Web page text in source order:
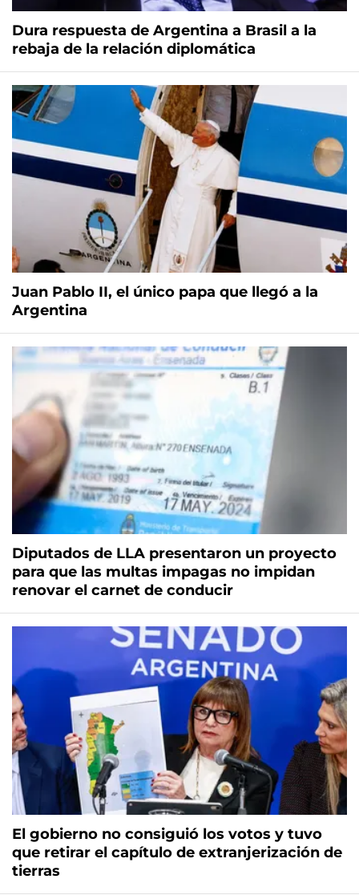
Dura respuesta de Argentina a Brasil a la
rebaja de la relación diplomática
Juan Pablo II, el único papa que llegó a la
Argentina
Diputados de LLA presentaron un proyecto
para que las multas impagas no impidan
renovar el carnet de conducir
El gobierno no consiguió los votos y tuvo
que retirar el capítulo de extranjerización de
tierras